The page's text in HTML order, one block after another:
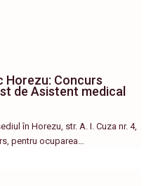
Horezu: Concurs
de Asistent medical
în Horezu, str. A. I. Cuza nr. 4,
pentru ocuparea…